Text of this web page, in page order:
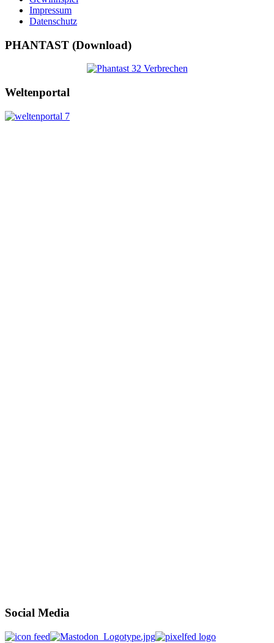
Impressum
Datenschutz
PHANTAST (Download)
Weltenportal
Social Media